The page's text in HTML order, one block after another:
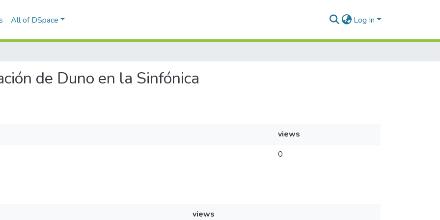
All of DSpace Log In
de Duno en la Sinfónica
views
0
views